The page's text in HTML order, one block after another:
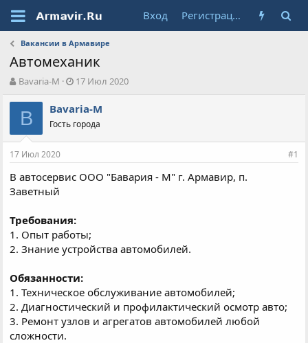
Вход Регистрация
Вакансии в Армавире
Автомеханик
А
т
т
е
ы
Bavaria-M
Д
т
н
а
л
17 Июл 2020
B Bavaria-M
Гость города
17 Июл 2020 #1
В автосервис ООО "Бавария - М" г. Армавир, п.
Заветный
Требования:
1. Опыт работы;
2. Знание устройства автомобилей.
Обязанности:
1. Техническое обслуживание автомобилей;
2. Диагностический и профилактический осмотр авто;
3. Ремонт узлов и агрегатов автомобилей любой
сложности.